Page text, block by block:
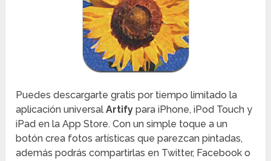
Puedes descargarte gratis por tiempo limitado la
aplicación universalArtifypara iPhone, iPod Touch y
iPad en la App Store. Con un simple toque a un
botón crea fotos artísticas que parezcan pintadas,
además podrás compartirlas en Twitter, Facebook o